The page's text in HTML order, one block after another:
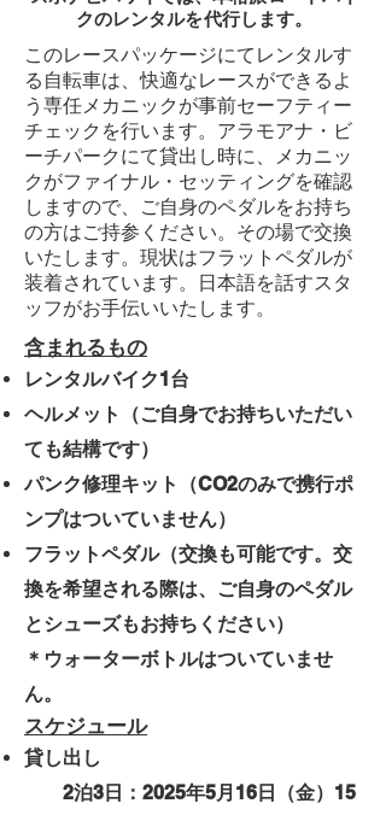
クのレンタルを代行します。
このレースパッケージにてレンタルす
る自転車は、快適なレースができるよ
う専任メカニックが事前セーフティー
チェックを行います。アラモアナ・ビ
ーチパークにて貸出し時に、メカニッ
クがファイナル・セッティングを確認
しますので、ご自身のペダルをお持ち
の方はご持参ください。その場で交換
いたします。現状はフラットペダルが
装着されています。日本語を話すスタ
ッフがお手伝いいたします。
​含まれるもの
レンタルバイク1台
ヘルメット（ご自身でお持ちいただい
ても結構です）
パンク修理キット（CO2のみで携行ポ
ンプはついていません）
フラットペダル（交換も可能です。交
換を希望される際は、ご自身のペダル
とシューズもお持ちください）
＊ウォーターボトルはついていませ
ん。
スケジュール
貸し出し
2泊3日： 2025年5月16日（金）15